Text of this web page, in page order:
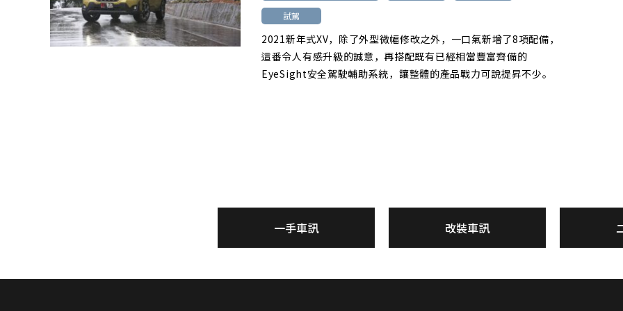
試駕
2021新年式XV，除了外型微幅修改之外，一口氣新增了8項配備，
這番令人有感升級的誠意，再搭配既有已經相當豐富齊備的
EyeSight安全駕駛輔助系統，讓整體的產品戰力可說提昇不少。
一手車訊 改裝車訊